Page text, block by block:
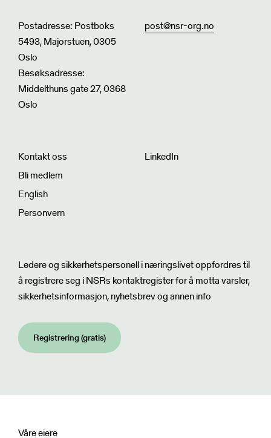
Postadresse: Postboks
5493, Majorstuen, 0305
Oslo
Besøksadresse:
Middelthuns gate 27, 0368
Oslo
post@nsr-org.no
Kontakt oss
Bli medlem
English
Personvern
LinkedIn
Nyhetsbrev
Ledere og sikkerhetspersonell i næringslivet oppfordres til
å registrere seg i NSRs kontaktregister for å motta varsler,
sikkerhetsinformasjon, nyhetsbrev og annen info
Registrering (gratis)
Våre eiere